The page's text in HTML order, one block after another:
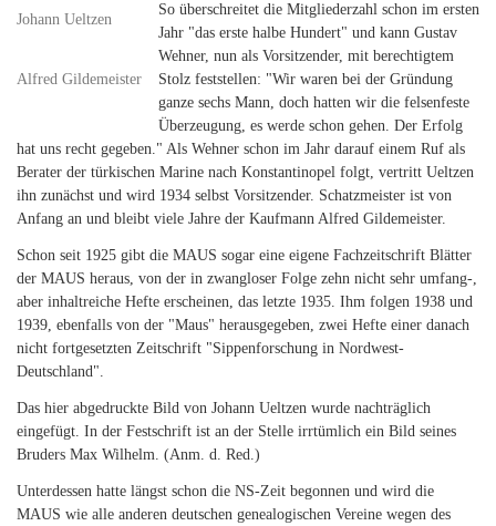
Johann Ueltzen
Alfred Gildemeister
So überschreitet die Mitgliederzahl schon im ersten
Jahr "das erste halbe Hundert" und kann Gustav
Wehner, nun als Vorsitzender, mit berechtigtem
Stolz feststellen: "Wir waren bei der Gründung
ganze sechs Mann, doch hatten wir die felsenfeste
Überzeugung, es werde schon gehen. Der Erfolg
hat uns recht gegeben." Als Wehner schon im Jahr darauf einem Ruf als
Berater der türkischen Marine nach Konstantinopel folgt, vertritt Ueltzen
ihn zunächst und wird 1934 selbst Vorsitzender. Schatzmeister ist von
Anfang an und bleibt viele Jahre der Kaufmann Alfred Gildemeister.
Schon seit 1925 gibt die MAUS sogar eine eigene Fachzeitschrift Blätter
der MAUS heraus, von der in zwangloser Folge zehn nicht sehr umfang-,
aber inhaltreiche Hefte erscheinen, das letzte 1935. Ihm folgen 1938 und
1939, ebenfalls von der "Maus" herausgegeben, zwei Hefte einer danach
nicht fortgesetzten Zeitschrift "Sippenforschung in Nordwest-
Deutschland".
Das hier abgedruckte Bild von Johann Ueltzen wurde nachträglich
eingefügt. In der Festschrift ist an der Stelle irrtümlich ein Bild seines
Bruders Max Wilhelm. (Anm. d. Red.)
Unterdessen hatte längst schon die NS-Zeit begonnen und wird die
MAUS wie alle anderen deutschen genealogischen Vereine wegen des